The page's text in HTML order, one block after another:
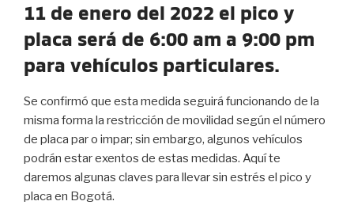
11 de enero del 2022 el pico y
placa será de 6:00 am a 9:00 pm
para vehículos particulares.
Se confirmó que esta medida seguirá funcionando de la
misma forma la restricción de movilidad según el número
de placa par o impar; sin embargo, algunos vehículos
podrán estar exentos de estas medidas. Aquí te
daremos algunas claves para llevar sin estrés el pico y
placa en Bogotá.